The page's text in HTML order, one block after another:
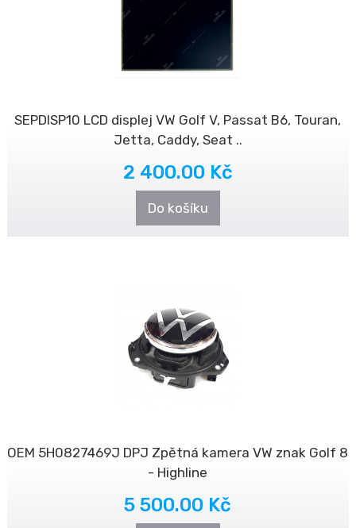
SEPDISP10 LCD displej VW Golf V, Passat B6, Touran,
Jetta, Caddy, Seat ..
2 400.00 Kč
Do košíku
OEM 5H0827469J DPJ Zpětná kamera VW znak Golf 8
- Highline
5 500.00 Kč